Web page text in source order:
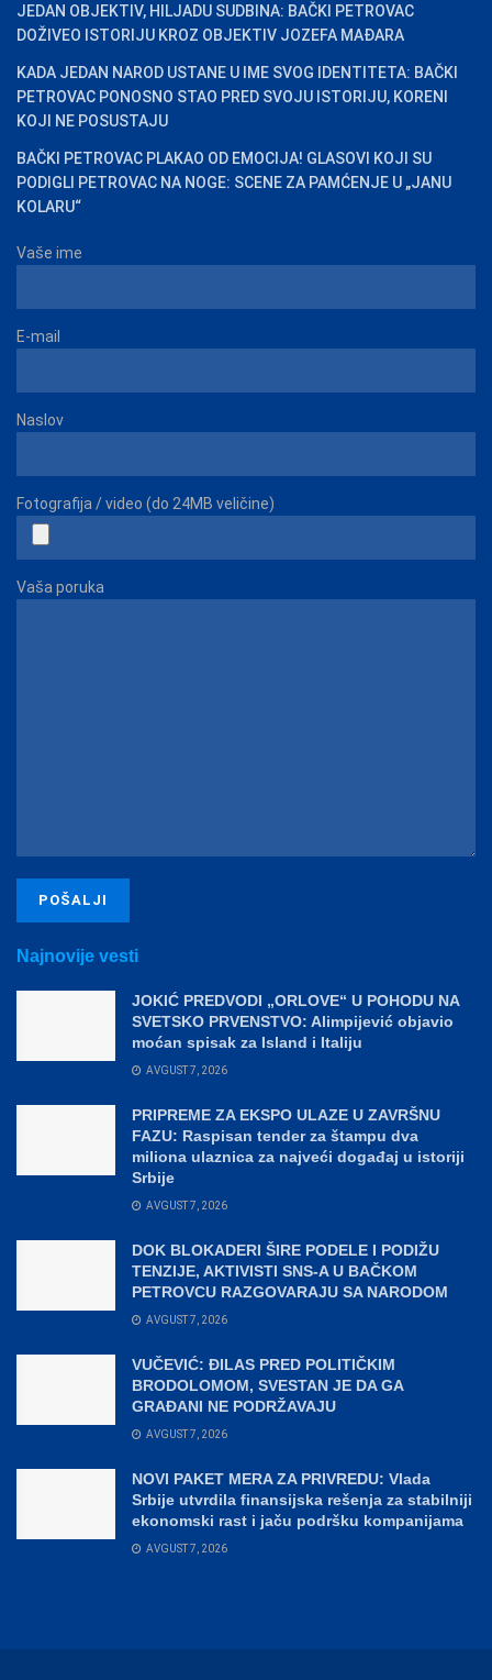
JEDAN OBJEKTIV, HILJADU SUDBINA: BAČKI PETROVAC
DOŽIVEO ISTORIJU KROZ OBJEKTIV JOZEFA MAĐARA
KADA JEDAN NAROD USTANE U IME SVOG IDENTITETA: BAČKI
PETROVAC PONOSNO STAO PRED SVOJU ISTORIJU, KORENI
KOJI NE POSUSTAJU
BAČKI PETROVAC PLAKAO OD EMOCIJA! GLASOVI KOJI SU
PODIGLI PETROVAC NA NOGE: SCENE ZA PAMĆENJE U „JANU
KOLARU“
Vaše ime
E-mail
Naslov
Fotografija / video (do 24MB veličine)
Vaša poruka
Najnovije vesti
JOKIĆ PREDVODI „ORLOVE“ U POHODU NA
SVETSKO PRVENSTVO: Alimpijević objavio
moćan spisak za Island i Italiju
AVGUST 7, 2026
PRIPREME ZA EKSPO ULAZE U ZAVRŠNU
FAZU: Raspisan tender za štampu dva
miliona ulaznica za najveći događaj u istoriji
Srbije
AVGUST 7, 2026
DOK BLOKADERI ŠIRE PODELE I PODIŽU
TENZIJE, AKTIVISTI SNS-A U BAČKOM
PETROVCU RAZGOVARAJU SA NARODOM
AVGUST 7, 2026
VUČEVIĆ: ĐILAS PRED POLITIČKIM
BRODOLOMOM, SVESTAN JE DA GA
GRAĐANI NE PODRŽAVAJU
AVGUST 7, 2026
NOVI PAKET MERA ZA PRIVREDU: Vlada
Srbije utvrdila finansijska rešenja za stabilniji
ekonomski rast i jaču podršku kompanijama
AVGUST 7, 2026